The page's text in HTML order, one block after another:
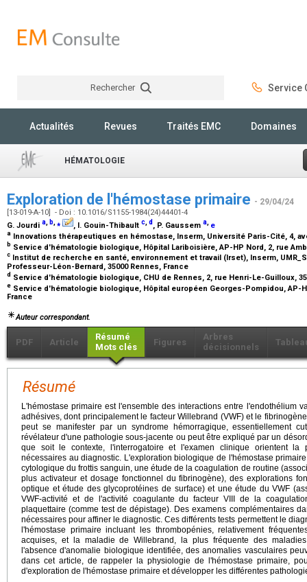
Rechercher Service
Actualités Revues Traités EMC Domaines
HÉMATOLOGIE
Exploration de l'hémostase primaire - 29/04/24
[13-019-A-10] - Doi : 10.1016/S1155-1984(24)44401-4
G. Jourdi a, b,⁎ , I. Gouin-Thibault c,d , P. Gaussem a, e
a Innovations thérapeutiques en hémostase, Inserm, Université Paris-Cité, 4,
b Service d'hématologie biologique, Hôpital Lariboisière, AP-HP Nord, 2, rue
c Institut de recherche en santé, environnement et travail (Irset), Inserm,
Professeur-Léon-Bernard, 35000 Rennes, France
d Service d'hématologie biologique, CHU de Rennes, 2, rue Henri-Le-Guilloux,
e Service d'hématologie biologique, Hôpital européen Georges-Pompidou, AP-
France
Auteur correspondant.
PDF Article
Résumé
Mots clés
Figures
Arbres
décisionnels
Résumé
L'hémostase primaire est l'ensemble des interactions entre l'endothélium
adhésives, dont principalement le facteur Willebrand (VWF) et le
peut se manifester par un syndrome hémorragique, essentiellement
révélateur d'une pathologie sous-jacente ou peut être expliqué par un
que soit le contexte, l'interrogatoire et l'examen clinique orientent la
nécessaires au diagnostic. L'exploration biologique de l'hémostase
cytologique du frottis sanguin, une étude de la coagulation de routine
plus activateur et dosage fonctionnel du fibrinogène), des explorations
optique et étude des glycoprotéines de surface) et une étude du VWF
VWF-activité et de l'activité coagulante du facteur VIII de la
plaquettaire (comme test de dépistage). Des examens complémentaires
nécessaires pour affiner le diagnostic. Ces différents tests permettent le
l'hémostase primaire incluant les thrombopénies, relativement
acquises, et la maladie de Willebrand, la plus fréquente des
l'absence d'anomalie biologique identifiée, des anomalies vasculaires
dans cet article, de rappeler la physiologie de l'hémostase primaire,
d'exploration de l'hémostase primaire et développer les différentes